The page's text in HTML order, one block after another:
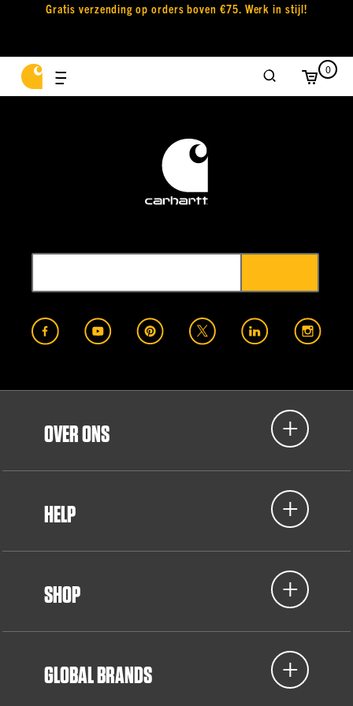
Gratis verzending op orders boven €75. Werk in stijl!
0
OVER ONS
HELP
SHOP
GLOBAL BRANDS